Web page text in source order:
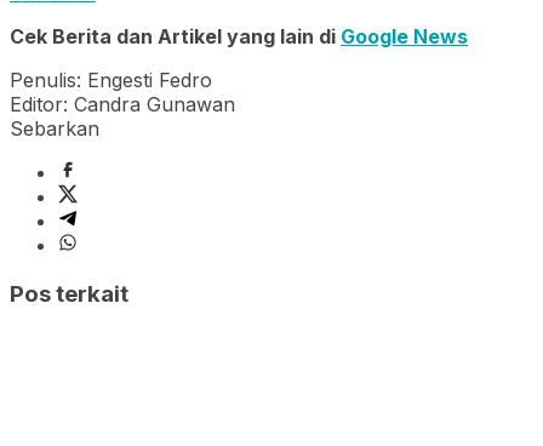
Cek Berita dan Artikel yang lain di Google News
Penulis: Engesti Fedro
Editor: Candra Gunawan
Sebarkan
Pos terkait